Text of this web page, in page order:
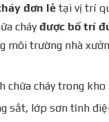
đơn lẻ tại vị trí
cháy được bố trí
môi trường nhà
chữa cháy trong kho
sắt, lớp sơn tĩnh